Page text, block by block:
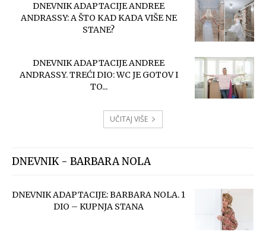
DNEVNIK ADAPTACIJE ANDREE
ANDRASSY: A ŠTO KAD KADA VIŠE NE
STANE?
DNEVNIK ADAPTACIJE ANDREE
ANDRASSY. TREĆI DIO: WC JE GOTOV I
TO...
UČITAJ VIŠE
DNEVNIK - BARBARA NOLA
DNEVNIK ADAPTACIJE: BARBARA NOLA. 1
DIO – KUPNJA STANA